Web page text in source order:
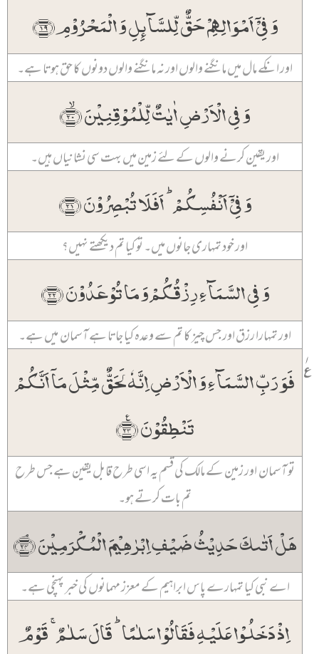
وَ فِیۡۤ اَمۡوَالِہِمۡ حَقٌّ لِّلسَّآئِلِ وَ الۡمَحۡرُوۡمِ ﴿۱۹﴾
اور انکے مال میں مانگنے والوں اور نہ مانگنے والوں دونوں کا حق ہوتا ہے۔
وَ فِی الۡاَرۡضِ اٰیٰتٌ لِّلۡمُوۡقِنِیۡنَ ﴿ۙ۲۰﴾
اور یقین کرنے والوں کے لئے زمین میں بہت سی نشانیاں ہیں۔
وَ فِیۡۤ اَنۡفُسِکُمۡ ؕ اَفَلَا تُبۡصِرُوۡنَ ﴿۲۱﴾
اور خود تمہاری جانوں میں۔ تو کیا تم دیکھتے نہیں؟
وَ فِی السَّمَآءِ رِزۡقُکُمۡ وَ مَا تُوۡعَدُوۡنَ ﴿۲۲﴾
اور تمہارا رزق اور جس چیز کا تم سے وعدہ کیا جاتا ہے آسمان میں ہے۔
فَوَ رَبِّ السَّمَآءِ وَ الۡاَرۡضِ اِنَّہٗ لَحَقٌّ مِّثۡلَ مَاۤ اَنَّکُمۡ
تَنۡطِقُوۡنَ ﴿٪۲۳﴾
۱
تو آسمان اور زمین کے مالک کی قسم یہ اسی طرح قابل یقین ہے جس طرح
تم بات کرتے ہو۔
ہَلۡ اَتٰىکَ حَدِیۡثُ ضَیۡفِ اِبۡرٰہِیۡمَ الۡمُکۡرَمِیۡنَ ﴿ۘ۲۴﴾
اے نبی کیا تمہارے پاس ابراہیم کے معزز مہمانوں کی خبر پہنچی ہے۔
اِذۡ دَخَلُوۡا عَلَیۡہِ فَقَالُوۡا سَلٰمًا ؕ قَالَ سَلٰمٌ ۚ قَوۡمٌ